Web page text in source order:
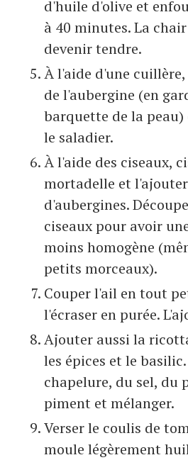
d'huile d'olive et
à 40 minutes. La
devenir tendre.
À l'aide d'une
de l'aubergine (en
barquette de la
le saladier.
À l'aide des ciseaux,
mortadelle et
d'aubergines.
ciseaux pour avoir
moins homogène
petits morceaux).
Couper l'ail en tout
l'écraser en purée.
Ajouter aussi la
les épices et le
chapelure, du sel, du
piment et mélanger.
Verser le coulis de
moule légèrement